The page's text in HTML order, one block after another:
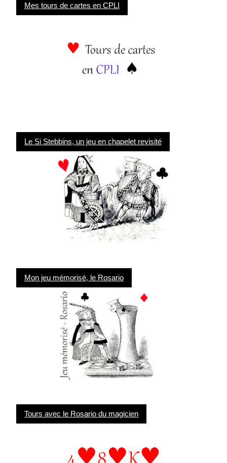
Mes tours de cartes en CPLI
Le Si Stebbins, un jeu en chapelet revisité
Mon jeu mémorisé, le Rosario
Tours avec le Rosario du magicien